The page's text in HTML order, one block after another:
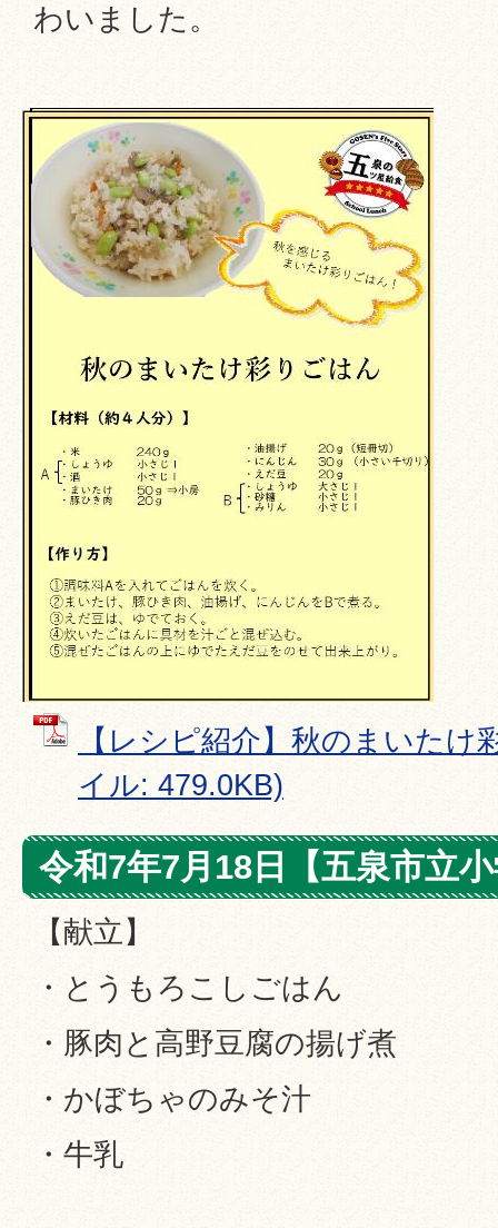
わいました。
【レシピ紹介】秋のまいた
イル: 479.0KB)
令和7年7月18日【五泉市立
【献立】
・とうもろこしごはん
・豚肉と高野豆腐の揚げ煮
・かぼちゃのみそ汁
・牛乳